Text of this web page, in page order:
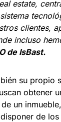
estate,
sistema
clientes,
incluso
de IsBast.
su
obtener
un
de